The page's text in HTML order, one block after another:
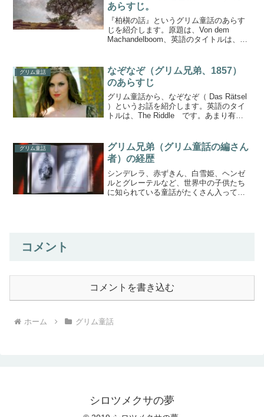
あらすじ。
『柏槇の話』というグリム童話のあらす
じを紹介します。原題は、Von dem
Machandelboom、英語のタイトルは、
で、辞書を見ると、ヒノキ科の常...
グリム童話
なぞなぞ（グリム兄弟、1857）
のあらすじ
グリム童話から、なぞなぞ（ Das Rätsel
）というお話を紹介します。英語のタイ
トルは、The Riddle です。あまり有名
手が出したなぞなぞに答えられなか...
グリム童話
グリム兄弟（グリム童話の編さん
者）の経歴
シンデレラ、赤ずきん、白雪姫、ヘンゼ
ルとグレーテルなど、世界中の子供たち
に知られている童話がたくさん入ってい
コメント
コメントを書き込む
ホーム グリム童話
シロツメクサの夢